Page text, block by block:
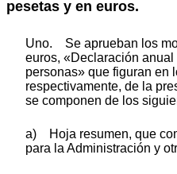
pesetas y en euros.
Uno. Se aprueban los
euros, «Declaración
personas» que figuran en
respectivamente, de la
se componen de los
a) Hoja resumen, que
para la Administración y